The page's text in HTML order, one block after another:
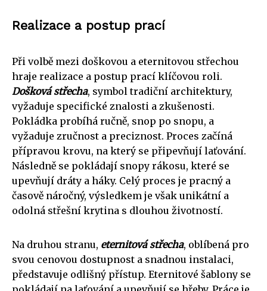
Realizace a postup prací
Při volbě mezi doškovou a eternitovou střechou
hraje realizace a postup prací klíčovou roli.
Došková střecha, symbol tradiční architektury,
vyžaduje specifické znalosti a zkušenosti.
Pokládka probíhá ručně, snop po snopu, a
vyžaduje zručnost a preciznost. Proces začíná
přípravou krovu, na který se připevňují laťování.
Následně se pokládají snopy rákosu, které se
upevňují dráty a háky. Celý proces je pracný a
časově náročný, výsledkem je však unikátní a
odolná střešní krytina s dlouhou životností.
Na druhou stranu, eternitová střecha, oblíbená pro
svou cenovou dostupnost a snadnou instalaci,
představuje odlišný přístup. Eternitové šablony se